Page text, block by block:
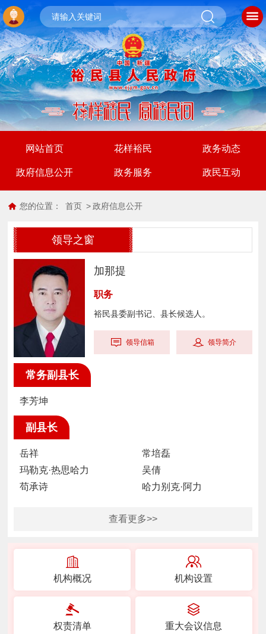
网站首页 花样裕民 政务动态
政府信息公开 政务服务 政民互动
您的位置： 首页 > 政府信息公开
领导之窗
加那提
裕民县委副书记、县长候选人。
领导信箱 领导简介
常务副县长
李芳坤
副县长
岳祥
常培磊
玛勒克·热思哈力
吴倩
苟承诗
哈力别克·阿力
查看更多>>
机构概况 机构设置
权责清单 重大会议信息